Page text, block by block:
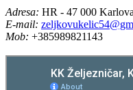
Adresa: HR - 47 000
E-mail:
Mob: +385989821143